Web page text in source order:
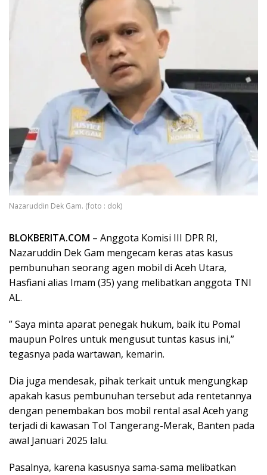
Nazaruddin Dek Gam. (foto : dok)
BLOKBERITA.COM – Anggota Komisi III DPR RI,
Nazaruddin Dek Gam mengecam keras atas kasus
pembunuhan seorang agen mobil di Aceh Utara,
Hasfiani alias Imam (35) yang melibatkan anggota TNI
AL.
” Saya minta aparat penegak hukum, baik itu Pomal
maupun Polres untuk mengusut tuntas kasus ini,”
tegasnya pada wartawan, kemarin.
Dia juga mendesak, pihak terkait untuk mengungkap
apakah kasus pembunuhan tersebut ada rentetannya
dengan penembakan bos mobil rental asal Aceh yang
terjadi di kawasan Tol Tangerang-Merak, Banten pada
awal Januari 2025 lalu.
Pasalnya, karena kasusnya sama-sama melibatkan